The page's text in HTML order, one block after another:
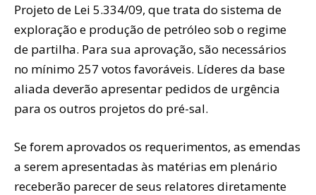
Projeto de Lei 5.334/09, que trata do sistema de
exploração e produção de petróleo sob o regime
de partilha. Para sua aprovação, são necessários
no mínimo 257 votos favoráveis. Líderes da base
aliada deverão apresentar pedidos de urgência
para os outros projetos do pré-sal.
Se forem aprovados os requerimentos, as emendas
a serem apresentadas às matérias em plenário
receberão parecer de seus relatores diretamente